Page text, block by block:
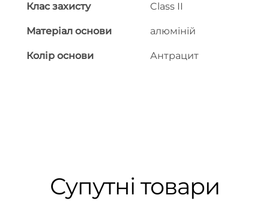
Клас захисту Class II
Матеріал основи алюміній
Колір основи Антрацит
Супутні товари